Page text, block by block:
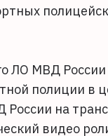
ЛО МВД
полиции в
на
видео